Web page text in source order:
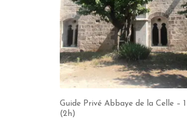
Guide Privé Abbaye de la Celle –
(2h)